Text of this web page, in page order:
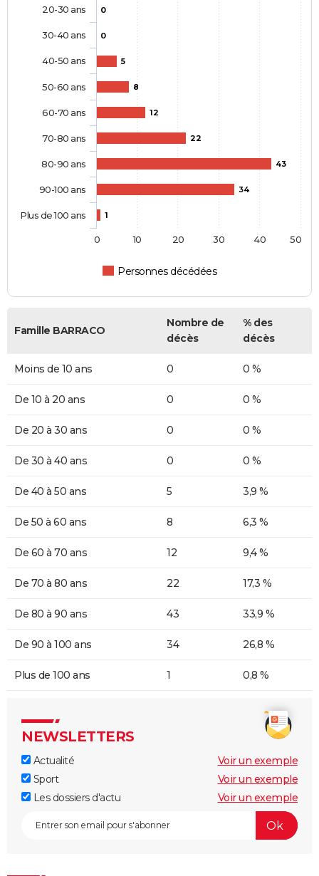
0
0
5
8
12
22
43
34
1
Personnes décédées
20-30 ans
30-40 ans
40-50 ans
50-60 ans
60-70 ans
70-80 ans
80-90 ans
90-100 ans
Plus de 100 ans
0 10 20 30 40 50
Famille BARRACO
Nombre de
décès
% des
décès
Moins de 10 ans 0 0 %
De 10 à 20 ans 0 0 %
De 20 à 30 ans 0 0 %
De 30 à 40 ans 0 0 %
De 40 à 50 ans 5 3,9 %
De 50 à 60 ans 8 6,3 %
De 60 à 70 ans 12 9,4 %
De 70 à 80 ans 22 17,3 %
De 80 à 90 ans 43 33,9 %
De 90 à 100 ans 34 26,8 %
Plus de 100 ans 1 0,8 %
NEWSLETTERS
Actualité
Voir un exemple
Sport
Voir un exemple
Les dossiers d'actu
Voir un exemple